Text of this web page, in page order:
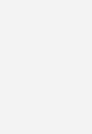
ist die
und ideal
sei es für
als stylisches
die Tasche